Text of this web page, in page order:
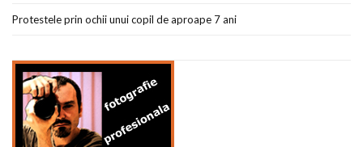
Protestele prin ochii unui copil de aproape 7 ani